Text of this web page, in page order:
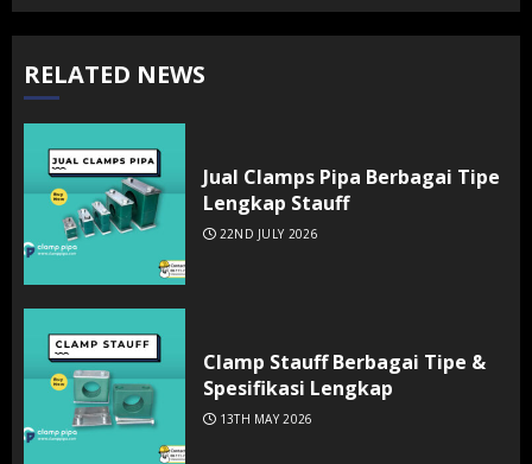
RELATED NEWS
Jual Clamps Pipa Berbagai Tipe
Lengkap Stauff
22ND JULY 2026
Clamp Stauff Berbagai Tipe &
Spesifikasi Lengkap
13TH MAY 2026